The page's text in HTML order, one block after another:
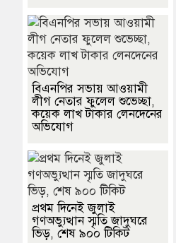
বিএনপির সভায় আওয়ামী
লীগ নেতার ফুলেল শুভেচ্ছা,
কয়েক লাখ টাকার লেনদেনের
অভিযোগ
প্রথম দিনেই জুলাই
গণঅভ্যুত্থান স্মৃতি জাদুঘরে
ভিড়, শেষ ৯০০ টিকিট